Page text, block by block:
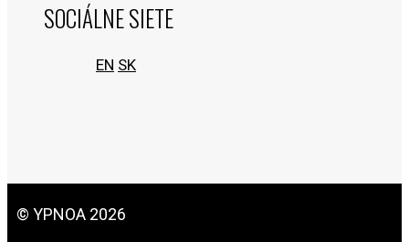
SOCIÁLNE SIETE
EN SK
© YPNOA 2026